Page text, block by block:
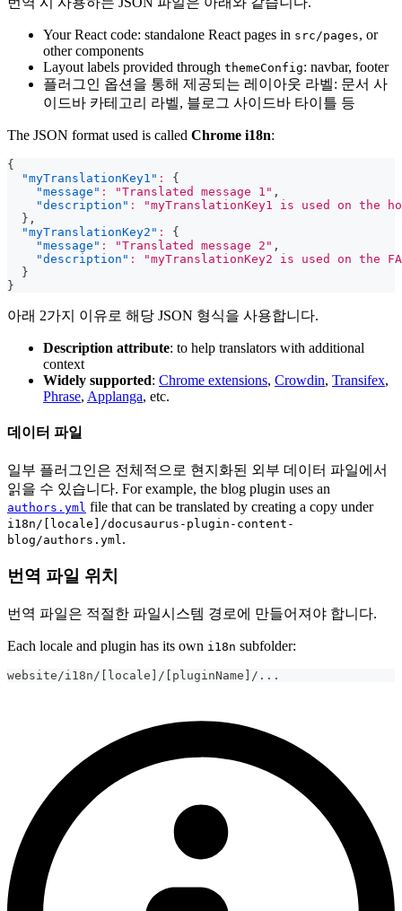
Your React code: standalone React pages in src/pages, or
other components
Layout labels provided through themeConfig: navbar, footer
플러그인 옵션을 통해 제공되는 레이아웃 라벨: 문서 사
이드바 카테고리 라벨, 블로그 사이드바 타이틀 등
The JSON format used is called Chrome i18n:
{
"myTranslationKey1" :
{
"message" : "Translated message 1" ,
"description" :
"myTranslationKey1 is used on the
} ,
"myTranslationKey2" :
{
"message" : "Translated message 2" ,
"description" :
"myTranslationKey2 is used on the
}
}
아래 2가지 이유로 해당 JSON 형식을 사용합니다.
Description attribute: to help translators with additional
context
Widely supported: Chrome extensions, Crowdin, Transifex,
Phrase, Applanga, etc.
데이터 파일
일부 플러그인은 전체적으로 현지화된 외부 데이터 파일에서
읽을 수 있습니다. For example, the blog plugin uses an
authors.yml file that can be translated by creating a copy under
i18n/[locale]/docusaurus-plugin-content-
blog/authors.yml.
번역 파일 위치
번역 파일은 적절한 파일시스템 경로에 만들어져야 합니다.
Each locale and plugin has its own i18n subfolder:
website/i18n/[locale]/[pluginName]/...